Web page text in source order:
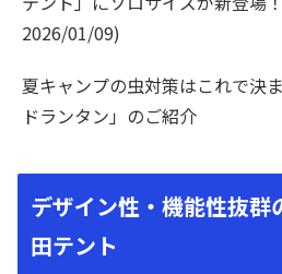
2026/01/09)
夏キャンプの虫対策はこれで決
ドランタン」のご紹介
デザイン性・機能性抜群
田テント